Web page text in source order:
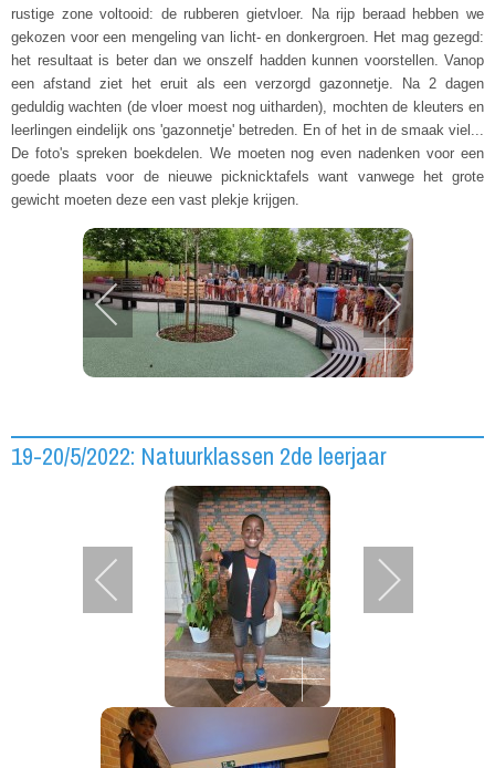
rustige zone voltooid: de rubberen gietvloer. Na rijp beraad hebben we
gekozen voor een mengeling van licht- en donkergroen. Het mag gezegd:
het resultaat is beter dan we onszelf hadden kunnen voorstellen. Vanop
een afstand ziet het eruit als een verzorgd gazonnetje. Na 2 dagen
geduldig wachten (de vloer moest nog uitharden), mochten de kleuters en
leerlingen eindelijk ons 'gazonnetje' betreden. En of het in de smaak viel...
De foto's spreken boekdelen. We moeten nog even nadenken voor een
goede plaats voor de nieuwe picknicktafels want vanwege het grote
gewicht moeten deze een vast plekje krijgen.
19-20/5/2022: Natuurklassen 2de leerjaar